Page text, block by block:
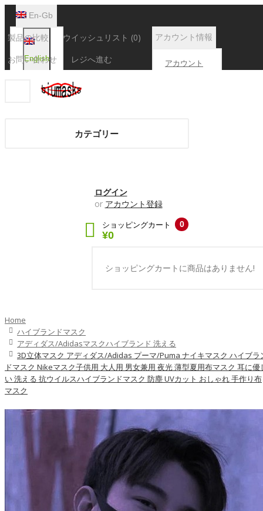
En-Gb
English
製品の比較 ウイッシュリスト (0) アカウント情報
アカウント
お問い合わせ レジへ進む
カテゴリー
ログイン
or アカウント登録
0
ショッピングカート
¥0
ショッピングカートに商品はありません!
Home
ハイブランドマスク
アディダス/adidasマスクハイブランド 洗える
3D立体マスク アディダス/adidas プーマ/puma ナイキマスク ハイブラ
ドマスク Nikeマスク子供用 大人用 男女兼用 夜光 薄型夏用布マスク 耳に優
い 洗える 抗ウイルスハイブランドマスク 防塵 UVカット おしゃれ 手作り布
マスク